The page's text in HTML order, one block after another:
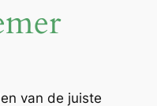
van de juiste